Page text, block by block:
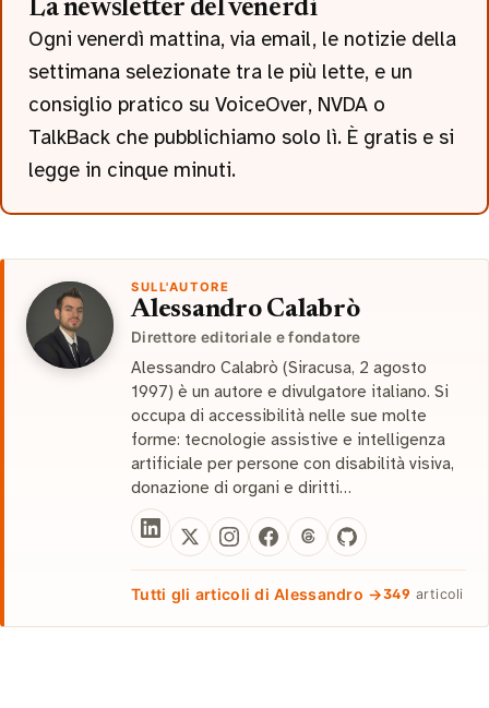
La newsletter del venerdì
Ogni venerdì mattina, via email, le notizie della
settimana selezionate tra le più lette, e un
consiglio pratico su VoiceOver, NVDA o
TalkBack che pubblichiamo solo lì. È gratis e si
legge in cinque minuti.
SULL'AUTORE
Alessandro Calabrò
Direttore editoriale e fondatore
Alessandro Calabrò (Siracusa, 2 agosto
1997) è un autore e divulgatore italiano. Si
occupa di accessibilità nelle sue molte
forme: tecnologie assistive e intelligenza
artificiale per persone con disabilità visiva,
donazione di organi e diritti…
Tutti gli articoli di Alessandro →349 articoli